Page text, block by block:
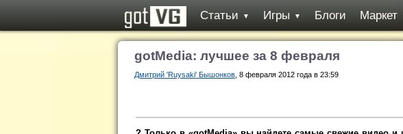
Статьи ▼ Игры ▼ Блоги Маркет
gotMedia: лучшее за 8 февраля
Дмитрий 'Ruysaki' Бышонков , 8 февраля 2012 года в 23:59